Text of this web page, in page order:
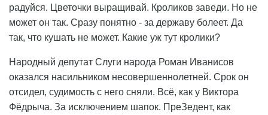
радуйся. Цветочки выращивай. Кроликов заведи. Но не
может он так. Сразу понятно - за державу болеет. Да
так, что кушать не может. Какие уж тут кролики?
Народный депутат Слуги народа Роман Иванисов
оказался насильником несовершеннолетней. Срок он
отсидел, судимость с него сняли. Всё, как у Виктора
Фёдрыча. За исключением шапок. ПреЗедент, как